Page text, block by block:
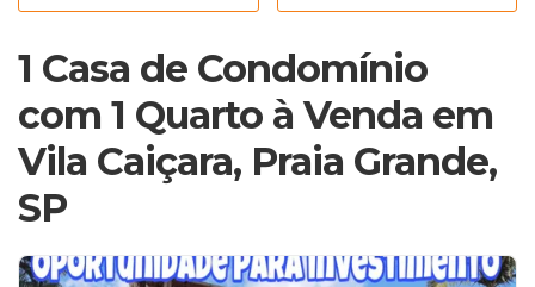
1 Casa de Condomínio
com 1 Quarto à Venda em
Vila Caiçara, Praia Grande,
SP